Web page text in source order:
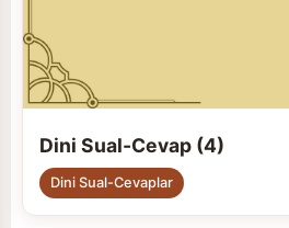
Dini Sual-Cevap (4)
Dini Sual-Cevaplar